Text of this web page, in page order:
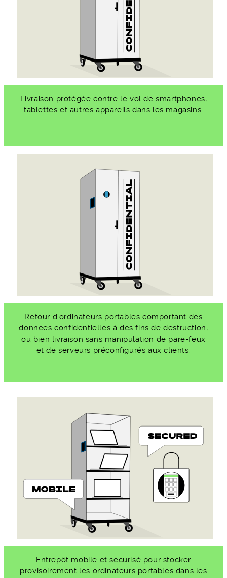
Livraison protégée contre le vol de smartphones,
tablettes et autres appareils dans les magasins.
Retour d’ordinateurs portables comportant des
données confidentielles à des fins de destruction,
ou bien livraison sans manipulation de pare-feux
et de serveurs préconfigurés aux clients.
Entrepôt mobile et sécurisé pour stocker
provisoirement les ordinateurs portables dans les